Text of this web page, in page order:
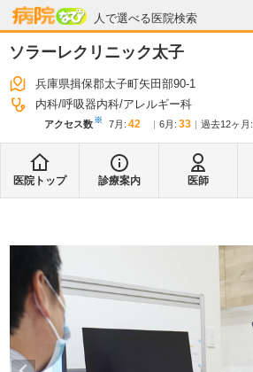
人で選べる医院検索
病院なび
ソラーレクリニック太子
兵庫県揖保郡太子町矢田部90-1
内科 呼吸器内科 アレルギー科
アクセス数※ 7月 : 42 6月 : 33 過去12ヶ月:
医院トップ 診療案内 医師